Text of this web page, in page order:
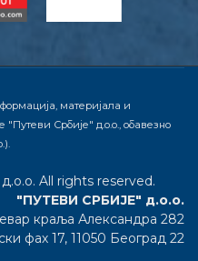
материјала и
"Путеви Србије" д.о.о., обавезно
д.о.о. All rights reserved.
"ПУТЕВИ СРБИЈЕ" д.о.о.
краља Александра 282
фах 17, 11050 Београд 22